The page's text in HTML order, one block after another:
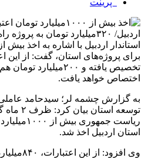
پرینت
تخصیص یافته و
اختصاص خواهد یافت.
به گزارش چشمه لر؛ سیدحامد
توسعه
ریاست
استان اردبیل اخذ شد.
وی افزود: